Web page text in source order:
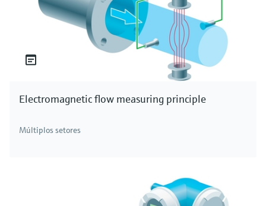
Electromagnetic flow measuring principle
Múltiplos setores